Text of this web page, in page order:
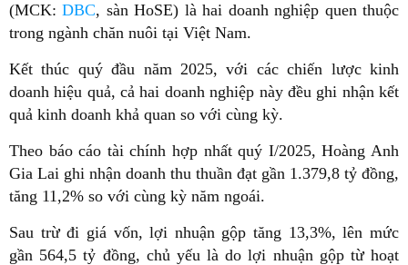
(MCK:DBC, sàn HoSE) là hai doanh nghiệp quen thuộc
trong ngành chăn nuôi tại Việt Nam.
Kết thúc quý đầu năm 2025, với các chiến lược kinh
doanh hiệu quả, cả hai doanh nghiệp này đều ghi nhận kết
quả kinh doanh khả quan so với cùng kỳ.
Theo báo cáo tài chính hợp nhất quý I/2025, Hoàng Anh
Gia Lai ghi nhận doanh thu thuần đạt gần 1.379,8 tỷ đồng,
tăng 11,2% so với cùng kỳ năm ngoái.
Sau trừ đi giá vốn, lợi nhuận gộp tăng 13,3%, lên mức
gần 564,5 tỷ đồng, chủ yếu là do lợi nhuận gộp từ hoạt